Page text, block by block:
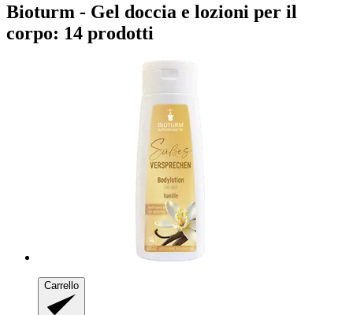
Bioturm - Gel doccia e lozioni per il
corpo: 14 prodotti
Carrello